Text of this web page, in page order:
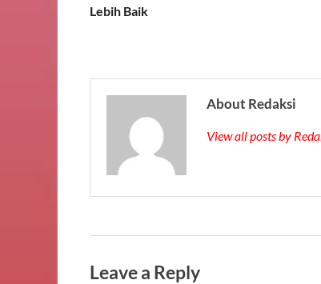
Lebih Baik
About Redaksi
View all posts by
Leave a Reply